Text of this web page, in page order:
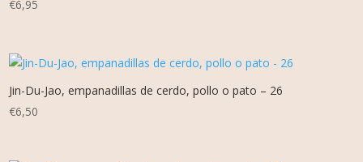
€6,95
Jin-Du-Jao, empanadillas de cerdo, pollo o pato – 26
€6,50